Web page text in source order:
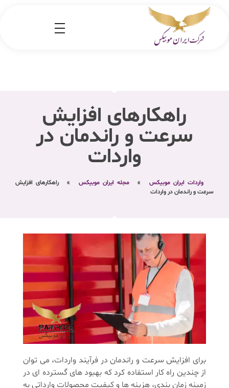
راهکارهای افزایش
سرعت و راندمان در
واردات
واردات ایران موبیکس » مجله ایران موبیکس »
راهکارهای افزایش
سرعت و راندمان در واردات
برای افزایش سرعت و راندمان در فرآیند واردات، می ‌توان
از چندین راه کار استفاده کرد که بهبود های گسترده‌ ای در
زمینه زمان بندی، هزینه ‌ها و کیفیت محصولات وارداتی به